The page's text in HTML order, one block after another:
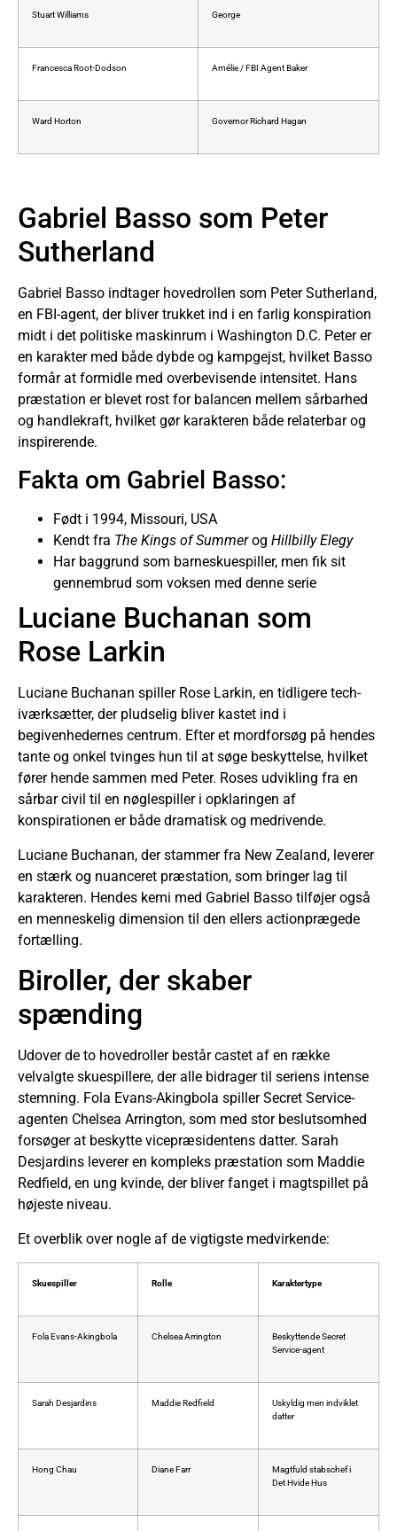
Stuart Williams George
Francesca Root-Dodson Amélie / FBI Agent Baker
Ward Horton Governor Richard Hagan
Gabriel Basso som Peter
Sutherland
Gabriel Basso indtager hovedrollen som Peter Sutherland,
en FBI-agent, der bliver trukket ind i en farlig konspiration
midt i det politiske maskinrum i Washington D.C. Peter er
en karakter med både dybde og kampgejst, hvilket Basso
formår at formidle med overbevisende intensitet. Hans
præstation er blevet rost for balancen mellem sårbarhed
og handlekraft, hvilket gør karakteren både relaterbar og
inspirerende.
Fakta om Gabriel Basso:
Født i 1994, Missouri, USA
Kendt fra The Kings of Summerog Hillbilly Elegy
Har baggrund som barneskuespiller, men fik sit
gennembrud som voksen med denne serie
Luciane Buchanan som
Rose Larkin
Luciane Buchanan spiller Rose Larkin, en tidligere tech-
iværksætter, der pludselig bliver kastet ind i
begivenhedernes centrum. Efter et mordforsøg på hendes
tante og onkel tvinges hun til at søge beskyttelse, hvilket
fører hende sammen med Peter. Roses udvikling fra en
sårbar civil til en nøglespiller i opklaringen af
konspirationen er både dramatisk og medrivende.
Luciane Buchanan, der stammer fra New Zealand, leverer
en stærk og nuanceret præstation, som bringer lag til
karakteren. Hendes kemi med Gabriel Basso tilføjer også
en menneskelig dimension til den ellers actionprægede
fortælling.
Biroller, der skaber
spænding
Udover de to hovedroller består castet af en række
velvalgte skuespillere, der alle bidrager til seriens intense
stemning. Fola Evans-Akingbola spiller Secret Service-
agenten Chelsea Arrington, som med stor beslutsomhed
forsøger at beskytte vicepræsidentens datter. Sarah
Desjardins leverer en kompleks præstation som Maddie
Redfield, en ung kvinde, der bliver fanget i magtspillet på
højeste niveau.
Et overblik over nogle af de vigtigste medvirkende:
Skuespiller Rolle Karaktertype
Fola Evans-Akingbola Chelsea Arrington
Beskyttende Secret
Service-agent
Sarah Desjardins Maddie Redfield
Uskyldig men indviklet
datter
Hong Chau Diane Farr
Magtfuld stabschef i
Det Hvide Hus